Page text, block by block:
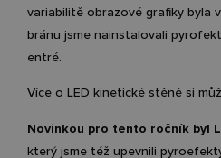
variabilitě obrazové grafiky byla
bránu jsme nainstalovali
entré.
Více o LED kinetické stěně si
Novinkou pro tento ročník byl
který jsme též upevnili